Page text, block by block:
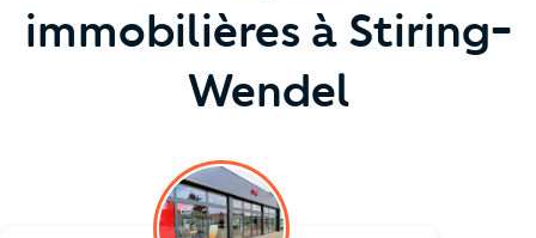
immobilières à Stiring-
Wendel